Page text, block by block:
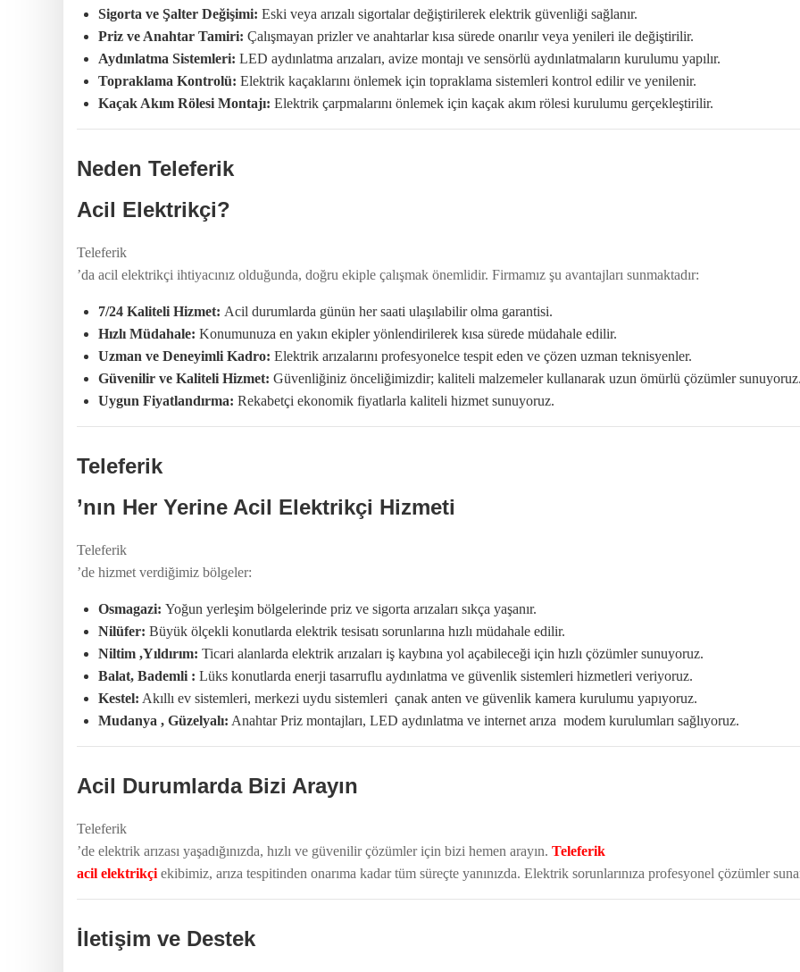
Sigorta ve Şalter Değişimi: Eski veya arızalı sigortalar değiştirilerek elektrik güvenliği sağlanır.
Priz ve Anahtar Tamiri: Çalışmayan prizler ve anahtarlar kısa sürede onarılır veya yenileri ile değiştirilir.
Aydınlatma Sistemleri: LED aydınlatma arızaları, avize montajı ve sensörlü aydınlatmaların kurulumu yapılır.
Topraklama Kontrolü: Elektrik kaçaklarını önlemek için topraklama sistemleri kontrol edilir ve yenilenir.
Kaçak Akım Rölesi Montajı: Elektrik çarpmalarını önlemek için kaçak akım rölesi kurulumu gerçekleştirilir.
Neden Teleferik
Acil Elektrikçi?
Teleferik
’da acil elektrikçi ihtiyacınız olduğunda, doğru ekiple çalışmak önemlidir. Firmamız şu avantajları sunmaktadır:
7/24 Kaliteli Hizmet: Acil durumlarda günün her saati ulaşılabilir olma garantisi.
Hızlı Müdahale: Konumunuza en yakın ekipler yönlendirilerek kısa sürede müdahale edilir.
Uzman ve Deneyimli Kadro: Elektrik arızalarını profesyonelce tespit eden ve çözen uzman teknisyenler.
Güvenilir ve Kaliteli Hizmet: Güvenliğiniz önceliğimizdir; kaliteli malzemeler kullanarak uzun ömürlü çözümler
Uygun Fiyatlandırma: Rekabetçi ekonomik fiyatlarla kaliteli hizmet sunuyoruz.
Teleferik
’nın Her Yerine Acil Elektrikçi Hizmeti
Teleferik
’de hizmet verdiğimiz bölgeler:
Osmagazi: Yoğun yerleşim bölgelerinde priz ve sigorta arızaları sıkça yaşanır.
Nilüfer: Büyük ölçekli konutlarda elektrik tesisatı sorunlarına hızlı müdahale edilir.
Niltim ,Yıldırım: Ticari alanlarda elektrik arızaları iş kaybına yol açabileceği için hızlı çözümler sunuyoruz.
Balat, Bademli : Lüks konutlarda enerji tasarruflu aydınlatma ve güvenlik sistemleri hizmetleri veriyoruz.
Kestel: Akıllı ev sistemleri, merkezi uydu sistemleri çanak anten ve güvenlik kamera kurulumu yapıyoruz.
Mudanya , Güzelyalı: Anahtar Priz montajları, LED aydınlatma ve internet arıza modem kurulumları sağlıyoruz.
Acil Durumlarda Bizi Arayın
Teleferik
’de elektrik arızası yaşadığınızda, hızlı ve güvenilir çözümler için bizi hemen arayın. Teleferik
acil elektrikçi ekibimiz, arıza tespitinden onarıma kadar tüm süreçte yanınızda. Elektrik sorunlarınıza profesyonel çözümler
İletişim ve Destek